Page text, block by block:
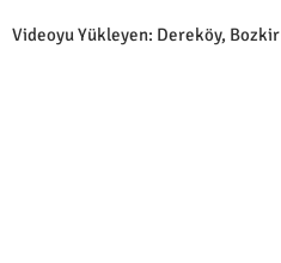
Videoyu Yükleyen: Dereköy, Bozkir